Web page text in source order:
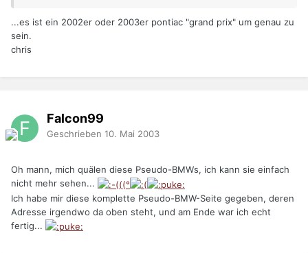
...es ist ein 2002er oder 2003er pontiac "grand prix" um genau zu
sein.
chris
Falcon99
Geschrieben 10. Mai 2003
Oh mann, mich quälen diese Pseudo-BMWs, ich kann sie einfach
nicht mehr sehen...
Ich habe mir diese komplette Pseudo-BMW-Seite gegeben, deren
Adresse irgendwo da oben steht, und am Ende war ich echt
fertig...